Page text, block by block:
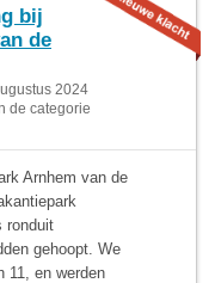
bij
de
2024
de categorie
Arnhem van de
ronduit
gehoopt. We
11, en werden